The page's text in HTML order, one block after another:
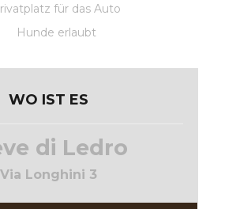
für das Auto
Hunde erlaubt
WO IST ES
di Ledro
Via Longhini 3